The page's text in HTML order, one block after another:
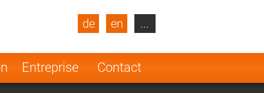
Entreprise Contact
de en
Turkey
Netherlands
...